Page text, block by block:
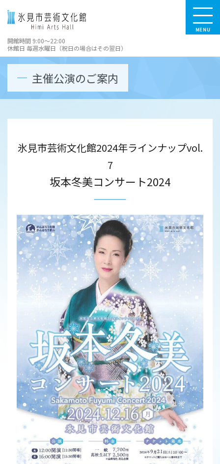
MENU
開館時間 9:00～22:00
休館日 毎週水曜日（祝日の場合はその翌日）
主催公演のご案内
氷見市芸術文化館2024年ラインナップvol.
7
坂本冬美コンサート2024